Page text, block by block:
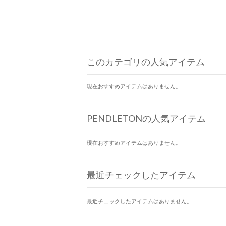
このカテゴリの人気アイテム
現在おすすめアイテムはありません。
PENDLETONの人気アイテム
現在おすすめアイテムはありません。
最近チェックしたアイテム
最近チェックしたアイテムはありません。